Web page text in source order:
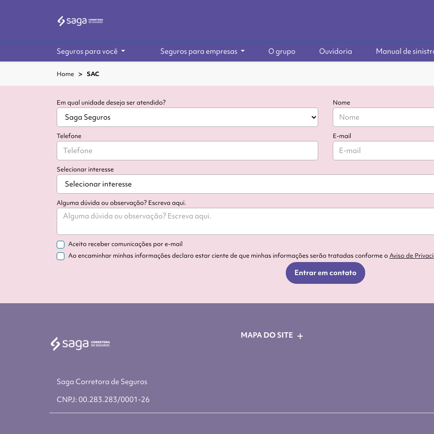
Seguros para você Seguros para empresas O grupo Ouvidoria Manual de
Home SAC
Em qual unidade deseja ser atendido? Nome
Telefone E-mail
Selecionar interesse
Alguma dúvida ou observação? Escreva aqui.
Aceito receber comunicações por e-mail
Ao encaminhar minhas informações declaro estar ciente de que minhas informações serão tratadas conforme oAviso de
Entrar em contato
MAPA DO SITE
Saga Corretora de Seguros
CNPJ: 00.283.283/0001-26